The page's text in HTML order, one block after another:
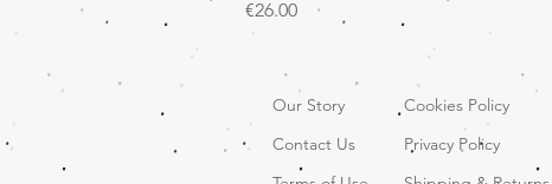
Price
€26.00
Our Story
Contact Us
Cookies Policy
Privacy Policy